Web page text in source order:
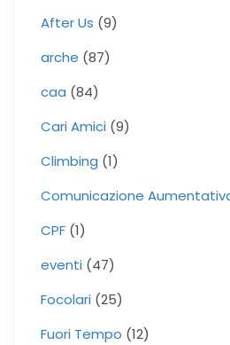
After Us (9)
arche (87)
caa (84)
Cari Amici (9)
Climbing (1)
Comunicazione
CPF (1)
eventi (47)
Focolari (25)
Fuori Tempo (12)